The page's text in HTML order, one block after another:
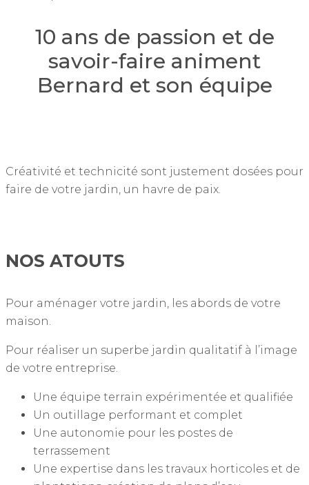
10 ans de passion et de
savoir-faire animent
Bernard et son équipe
Créativité et technicité sont justement dosées pour
faire de votre jardin, un havre de paix.
NOS ATOUTS
Pour aménager votre jardin, les abords de votre
maison.
Pour réaliser un superbe jardin qualitatif à l’image
de votre entreprise.
Une équipe terrain expérimentée et qualifiée
Un outillage performant et complet
Une autonomie pour les postes de
terrassement
Une expertise dans les travaux horticoles et de